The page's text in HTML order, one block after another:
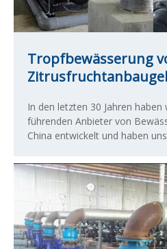
Tropfbewässerung
In den letzten 30 Jahren
führenden Anbieter von
China entwickelt und haben
kommerzieller